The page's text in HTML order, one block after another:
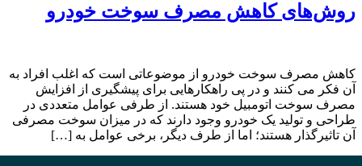
روش‌های کاهش مصرف سوخت خودرو
کاهش مصرف سوخت خودرو از موضوعاتی است که اغلب افراد به
آن فکر می کنند و در پی راهکارهایی برای پیشگیری از افزایش
مصرف سوخت اتومبیل خود هستند. از طرفی عوامل متعددی در
طراحی و تولید یک خودرو وجود دارند که در میزان سوخت مصرفی
آن تاثیرگذار هستند؛ اما از طرف دیگر، برخی عوامل به […]